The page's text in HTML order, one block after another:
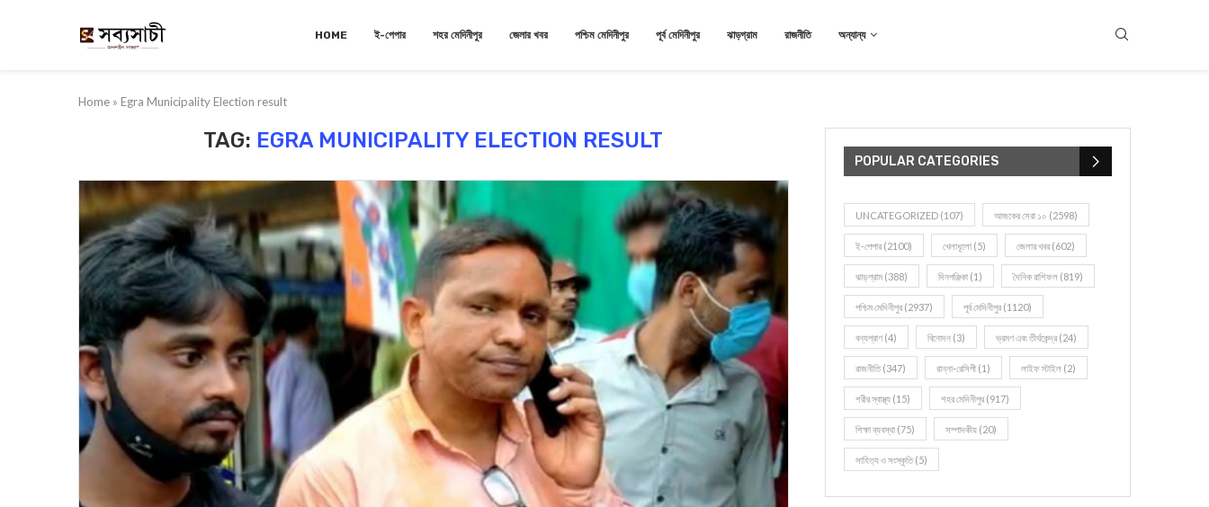
HOME ই-পেপার শহর মেদিনীপুর জেলার খবর পশ্চিম মেদিনীপুর পূর্ব মেদিনীপুর ঝাড়গ্রাম রাজনীতি অন্যান্য
Home » Egra Municipality Election result
TAG: EGRA MUNICIPALITY ELECTION RESULT
POPULAR CATEGORIES
UNCATEGORIZED (107) আজকের সেরা ১০ (2598)
ই-পেপার (2100) খেলাধূলো (5) জেলার খবর (602)
ঝাড়গ্রাম (388) দিনপঞ্জিকা (1) দৈনিক রাশিফল (819)
পশ্চিম মেদিনীপুর (2937) পূর্ব মেদিনীপুর (1120)
বন্যপ্রাণ (4) বিনোদন (3) ভ্রমণ এবং তীর্থকেন্দ্র (24)
রাজনীতি(347) রান্না-রেসিপী (1) লাইফ স্টাইল (2)
শরীর স্বাস্থ্য (15) শহর মেদিনীপুর (917)
শিক্ষা ব্যবস্থা (75) সম্পাদকীয় (20)
সাহিত্য ও সংস্কৃতি(5)